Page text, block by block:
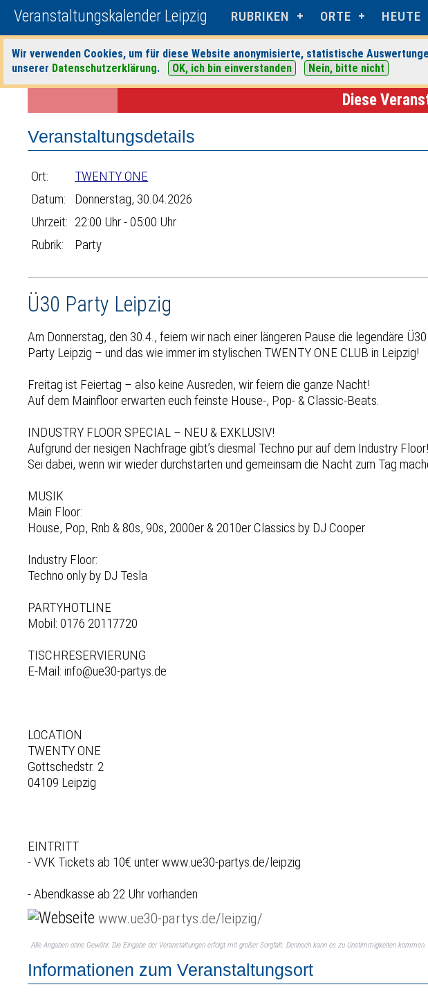
Veranstaltungskalender Leipzig RUBRIKEN ORTE HEUTE
Wir verwenden Cookies, um für diese Website anonymisierte, statistische
unserer Datenschutzerklärung. OK, ich bin einverstanden Nein, bitte nicht
Startseite>Veranstaltungen>Suche> Party>TWENTY ONE> Veranstaltungsdetails
Diese
Veranstaltungsdetails
Ort:
TWENTY ONE
Datum:
Donnerstag, 30.04.2026
Uhrzeit: 22:00 Uhr - 05:00 Uhr
Rubrik:
Party
Ü30 Party Leipzig
Am Donnerstag, den 30.4., feiern wir nach einer längeren Pause die legendäre Ü30
Party Leipzig – und das wie immer im stylischen TWENTY ONE CLUB in Leipzig!
Freitag ist Feiertag – also keine Ausreden, wir feiern die ganze Nacht!
Auf dem Mainfloor erwarten euch feinste House-, Pop- & Classic-Beats.
INDUSTRY FLOOR SPECIAL – NEU & EXKLUSIV!
Aufgrund der riesigen Nachfrage gibt’s diesmal Techno pur auf dem Industry Floor!
Sei dabei, wenn wir wieder durchstarten und gemeinsam die Nacht zum Tag
MUSIK
Main Floor:
House, Pop, Rnb & 80s, 90s, 2000er & 2010er Classics by DJ Cooper
Industry Floor:
Techno only by DJ Tesla
PARTYHOTLINE
Mobil: 0176 20117720
TISCHRESERVIERUNG
E-Mail: info@ue30-partys.de
LOCATION
TWENTY ONE
Gottschedstr. 2
04109 Leipzig
EINTRITT
- VVK Tickets ab 10€ unter www.ue30-partys.de/leipzig
- Abendkasse ab 22 Uhr vorhanden
www.ue30-partys.de/leipzig/
Alle Angaben ohne Gewähr. Die Eingabe der Veranstaltungen erfolgt mit großer Sorgfalt. Dennoch kann es zu Unstimmigkeiten
Informationen zum Veranstaltungsort